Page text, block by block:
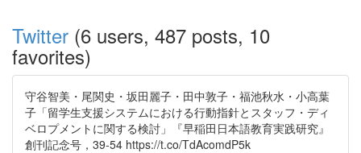
Twitter (6 users, 487 posts, 10
favorites)
守谷智美・尾関史・坂田麗子・田中敦子・福池秋水・小高葉
子「留学生支援システムにおける行動指針とスタッフ・ディ
ベロプメントに関する検討」『早稲田日本語教育実践研究』
創刊記念号，39-54 https://t.co/TdAcomdP5k